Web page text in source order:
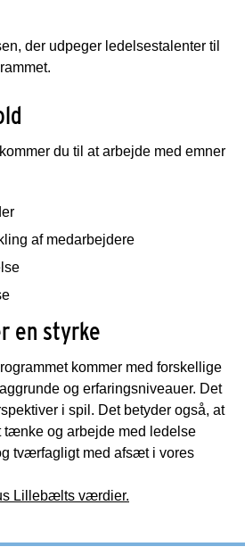
der udpeger ledelsestalenter til
du til at arbejde med emner
af medarbejdere
en styrke
kommer med forskellige
og erfaringsniveauer. Det
i spil. Det betyder også, at
tænke og arbejde med ledelse
tværfagligt med afsæt i vores
Lillebælts værdier.